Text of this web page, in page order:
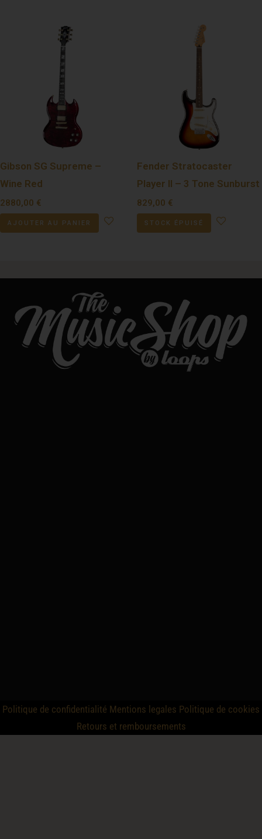
Gibson SG Supreme –
Wine Red
2880,00 €
AJOUTER AU PANIER
Fender Stratocaster
Player II – 3 Tone Sunburst
829,00 €
STOCK ÉPUISÉ
Politique de confidentialité Mentions legales Politique de cookies
Retours et remboursements